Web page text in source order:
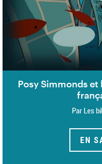
Posy Simmonds
Par Les
EN